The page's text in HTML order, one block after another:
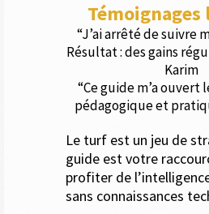
Témoignages
“J’ai arrêté de suivre
Résultat : des gains
Karim
“Ce guide m’a ouvert
pédagogique et
Le turf est un jeu de
guide est votre
profiter de
sans connaissances